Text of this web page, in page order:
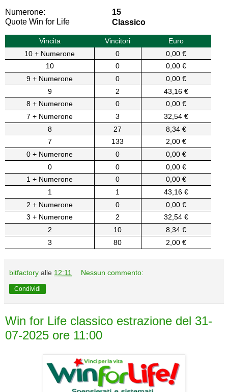
Numerone:
15
Quote Win for Life
Classico
Vincita Vincitori
Euro
10 + Numerone
0
0,00 €
10
0
0,00 €
9 + Numerone
0
0,00 €
9
2
43,16 €
8 + Numerone
0
0,00 €
7 + Numerone
3
32,54 €
8
27
8,34 €
7
133
2,00 €
0 + Numerone
0
0,00 €
0
0
0,00 €
1 + Numerone
0
0,00 €
1
1
43,16 €
2 + Numerone
0
0,00 €
3 + Numerone
2
32,54 €
2
10
8,34 €
3
80 2,00 €
bitfactory alle 12:11 Nessun commento:
Condividi
Win for Life classico estrazione del 31-
07-2025 ore 11:00